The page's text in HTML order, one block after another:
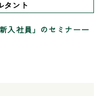
ント
入社員」のセミナー一